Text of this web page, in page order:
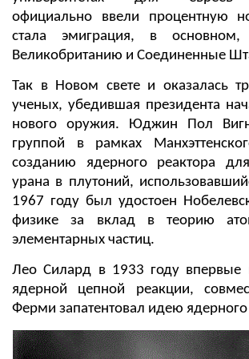
официально ввели процентную
стала эмиграция, в
Великобританию и Соединенные
Так в Новом свете и оказалась
ученых, убедившая президента
нового оружия. Юджин Пол
группой в рамках
созданию ядерного реактора
урана в плутоний,
1967 году был удостоен
физике за вклад в теорию
элементарных частиц.
Лео Силард в 1933 году
ядерной цепной реакции,
Ферми запатентовал идею ядерного